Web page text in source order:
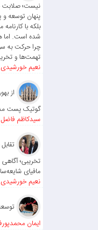
نیست؛ صلابت
پنهان توسعه
بلکه با
شده است. اما
چرا حرکت به
تهمت‌ها و
نعیم خورشیدی
از
گوتیک پست
سیدکاظم فاضل
تخریبی؛
مافیای
نعیم خورشیدی
ایمان